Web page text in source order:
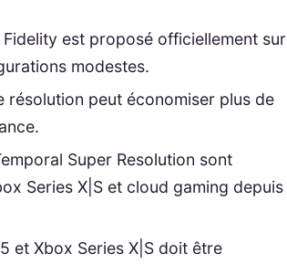
est proposé officiellement sur
modestes.
résolution peut économiser plus de
Super Resolution sont
Series X|S et cloud gaming depuis
et Xbox Series X|S doit être